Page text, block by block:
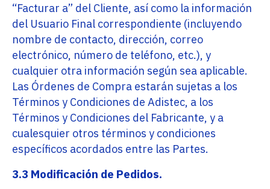
“Facturar a” del Cliente, así como la información
del Usuario Final correspondiente (incluyendo
nombre de contacto, dirección, correo
electrónico, número de teléfono, etc.), y
cualquier otra información según sea aplicable.
Las Órdenes de Compra estarán sujetas a los
Términos y Condiciones de Adistec, a los
Términos y Condiciones del Fabricante, y a
cualesquier otros términos y condiciones
específicos acordados entre las Partes.
3.3 Modificación de Pedidos.